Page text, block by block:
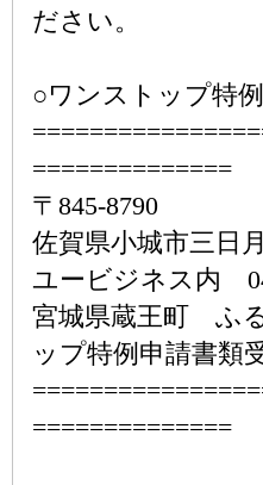
ださい。
○ワンストップ特
==============
〒845-8790
佐賀県小城市三日
ユービジネス内
宮城県蔵王町 ふ
ップ特例申請書類
==============